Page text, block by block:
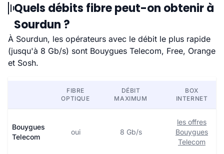
Quels débits fibre peut-on obtenir à
Sourdun ?
À Sourdun, les opérateurs avec le débit le plus rapide
(jusqu'à 8 Gb/s) sont Bouygues Telecom, Free, Orange
et Sosh.
FIBRE
OPTIQUE
DÉBIT
MAXIMUM
BOX
INTERNET
Bouygues
Telecom
oui 8 Gb/s
les offres
Bouygues
Telecom